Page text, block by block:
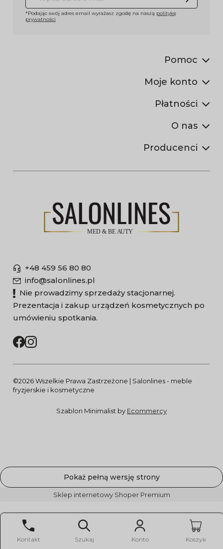
*Podając swój adres email wyrażasz zgodę na naszą politykę
prywatności
Pomoc
Moje konto
Płatności
O nas
Producenci
+48 459 56 80 80
info@salonlines.pl
Nie prowadzimy sprzedaży stacjonarnej.
Prezentacja i zakup urządzeń kosmetycznych po
umówieniu spotkania.
Kontakt Szukaj Konto Koszyk
©2026 Wszelkie Prawa Zastrzeżone | Salonlines - meble
fryzjerskie i kosmetyczne
Szablon Minimalist by Ecommercy
Pokaż pełną wersję strony
Sklep internetowy Shoper Premium